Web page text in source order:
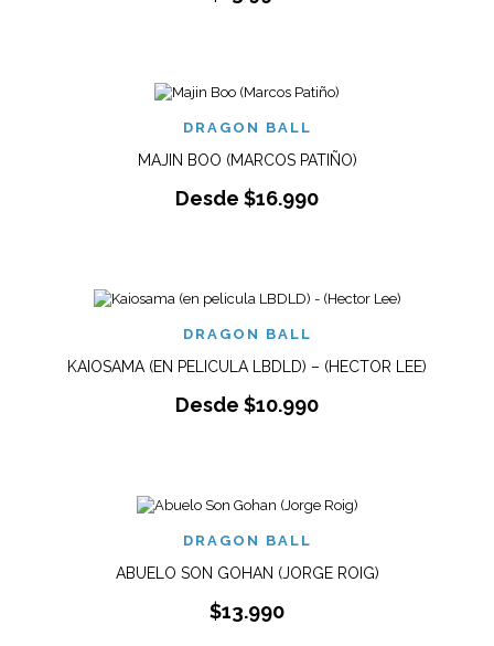
DRAGON BALL
MAJIN BOO (MARCOS PATIÑO)
Desde $16.990
DRAGON BALL
KAIOSAMA (EN PELICULA LBDLD) – (HECTOR LEE)
Desde $10.990
DRAGON BALL
ABUELO SON GOHAN (JORGE ROIG)
$13.990